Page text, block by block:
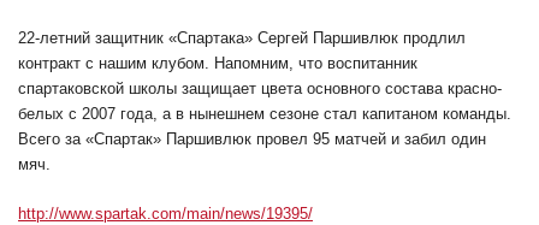
22-летний защитник «Спартака» Сергей Паршивлюк продлил
контракт с нашим клубом. Напомним, что воспитанник
спартаковской школы защищает цвета основного состава красно-
белых с 2007 года, а в нынешнем сезоне стал капитаном команды.
Всего за «Спартак» Паршивлюк провел 95 матчей и забил один
мяч.
http://www.spartak.com/main/news/19395/